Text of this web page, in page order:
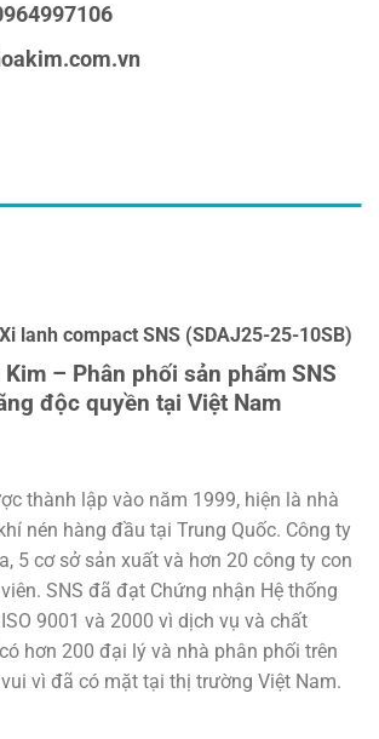
lanh compact SNS (SDAJ25-25-10SB)
– Phân phối sản phẩm SNS
độc quyền tại Việt Nam
thành lập vào năm 1999, hiện là nhà
nén hàng đầu tại Trung Quốc. Công ty
5 cơ sở sản xuất và hơn 20 công ty con
SNS đã đạt Chứng nhận Hệ thống
9001 và 2000 vì dịch vụ và chất
hơn 200 đại lý và nhà phân phối trên
vì đã có mặt tại thị trường Việt Nam.